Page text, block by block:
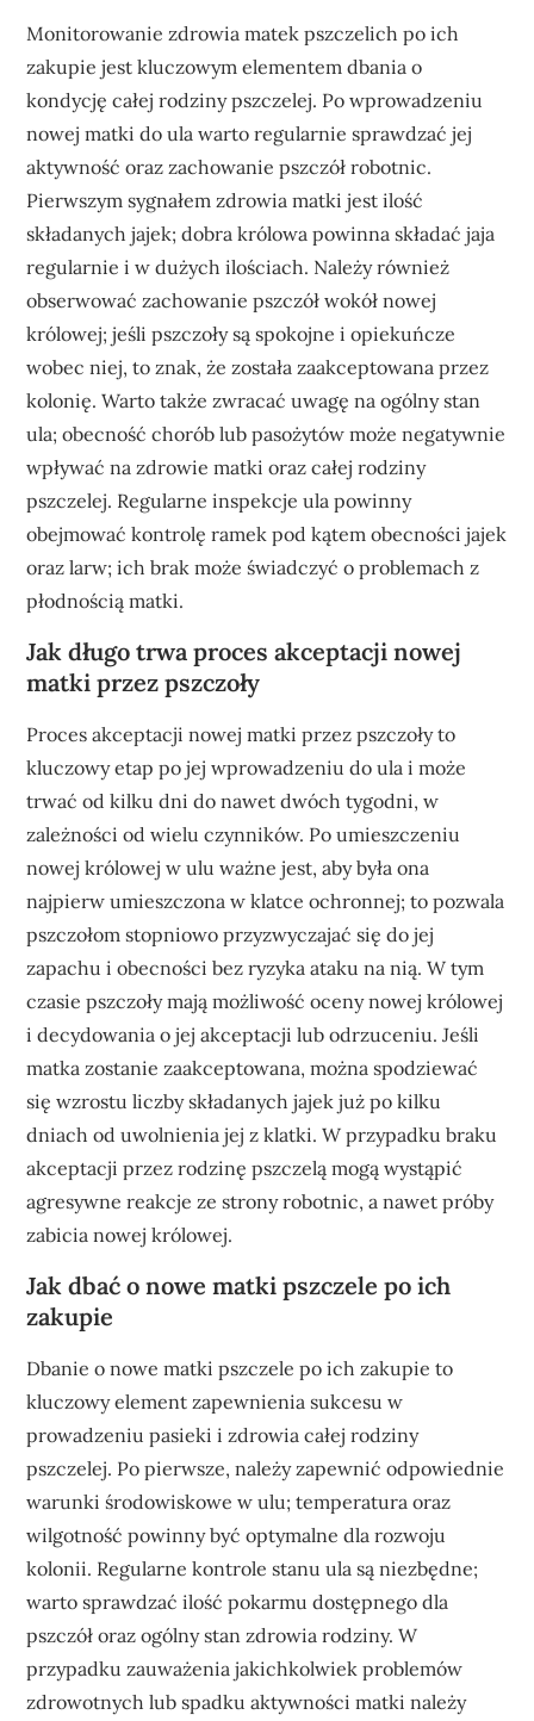
Monitorowanie zdrowia matek pszczelich po ich
zakupie jest kluczowym elementem dbania o
kondycję całej rodziny pszczelej. Po wprowadzeniu
nowej matki do ula warto regularnie sprawdzać jej
aktywność oraz zachowanie pszczół robotnic.
Pierwszym sygnałem zdrowia matki jest ilość
składanych jajek; dobra królowa powinna składać jaja
regularnie i w dużych ilościach. Należy również
obserwować zachowanie pszczół wokół nowej
królowej; jeśli pszczoły są spokojne i opiekuńcze
wobec niej, to znak, że została zaakceptowana przez
kolonię. Warto także zwracać uwagę na ogólny stan
ula; obecność chorób lub pasożytów może negatywnie
wpływać na zdrowie matki oraz całej rodziny
pszczelej. Regularne inspekcje ula powinny
obejmować kontrolę ramek pod kątem obecności jajek
oraz larw; ich brak może świadczyć o problemach z
płodnością matki.
Jak długo trwa proces akceptacji nowej
matki przez pszczoły
Proces akceptacji nowej matki przez pszczoły to
kluczowy etap po jej wprowadzeniu do ula i może
trwać od kilku dni do nawet dwóch tygodni, w
zależności od wielu czynników. Po umieszczeniu
nowej królowej w ulu ważne jest, aby była ona
najpierw umieszczona w klatce ochronnej; to pozwala
pszczołom stopniowo przyzwyczajać się do jej
zapachu i obecności bez ryzyka ataku na nią. W tym
czasie pszczoły mają możliwość oceny nowej królowej
i decydowania o jej akceptacji lub odrzuceniu. Jeśli
matka zostanie zaakceptowana, można spodziewać
się wzrostu liczby składanych jajek już po kilku
dniach od uwolnienia jej z klatki. W przypadku braku
akceptacji przez rodzinę pszczelą mogą wystąpić
agresywne reakcje ze strony robotnic, a nawet próby
zabicia nowej królowej.
Jak dbać o nowe matki pszczele po ich
zakupie
Dbanie o nowe matki pszczele po ich zakupie to
kluczowy element zapewnienia sukcesu w
prowadzeniu pasieki i zdrowia całej rodziny
pszczelej. Po pierwsze, należy zapewnić odpowiednie
warunki środowiskowe w ulu; temperatura oraz
wilgotność powinny być optymalne dla rozwoju
kolonii. Regularne kontrole stanu ula są niezbędne;
warto sprawdzać ilość pokarmu dostępnego dla
pszczół oraz ogólny stan zdrowia rodziny. W
przypadku zauważenia jakichkolwiek problemów
zdrowotnych lub spadku aktywności matki należy